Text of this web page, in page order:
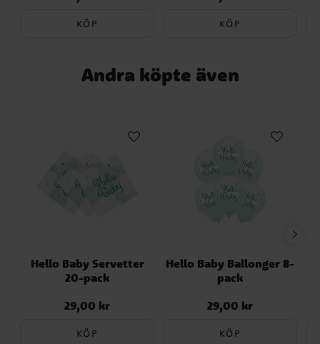
KÖP KÖP
Andra köpte även
Hello Baby Servetter
20-pack
Pris: 29,00 kr
29,00 kr
KÖP
Hello Baby Ballonger 8-
pack
Pris: 29,00 kr
29,00 kr
KÖP